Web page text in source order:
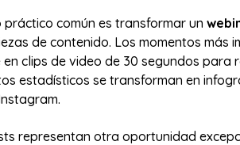
práctico común es transformar un
de contenido. Los momentos más
clips de video de 30 segundos para
estadísticos se transforman en
representan otra oportunidad